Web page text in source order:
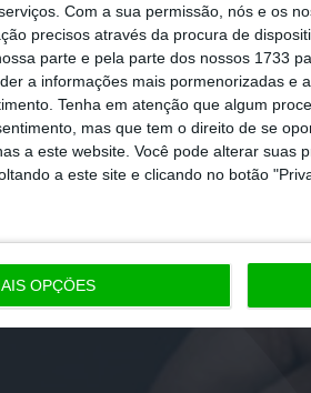
Com a sua permissão, nós e os
precisos através da procura de
parte e pela parte dos nossos 1733
a informações mais pormenorizadas e
Tenha em atenção que algum
mas que tem o direito de se
a este website. Você pode alterar suas
a este site e clicando no botão
OPÇÕES